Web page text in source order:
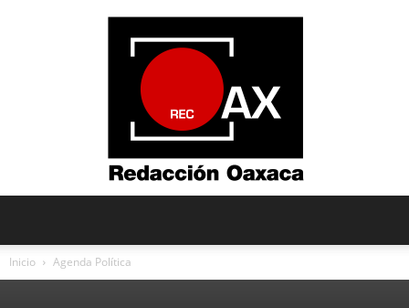
Inicio Agenda Política